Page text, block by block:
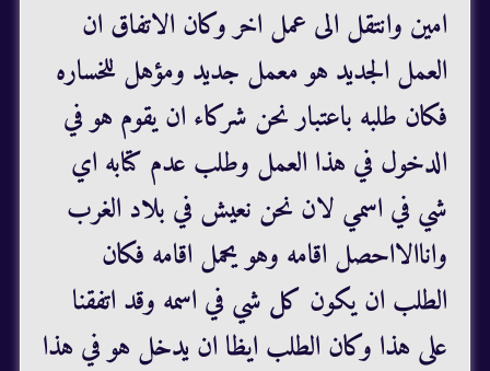
امين وانتقل الى عمل اخر وكان الاتفاق ان
العمل الجديد هو معمل جديد ومؤهل للخساره
فكان طلبه باعتبار نحن شركاء ان يقوم هو في
الدخول في هذا العمل وطلب عدم كتابه اي
شي في اسمي لان نحن نعيش في بلاد الغرب
واناالااحصل اقامه وهو يحمل اقامه فكان
الطلب ان يكون كل شي في اسمه وقد اتفقنا
على هذا وكان الطلب ايظا ان يدخل هو في هذا